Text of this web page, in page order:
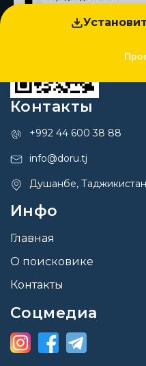
Контакты
+992 44 600 38 88
info@doru.tj
Душанбе, Таджикистан
Инфо
Главная
О поисковике
Контакты
Соцмедиа